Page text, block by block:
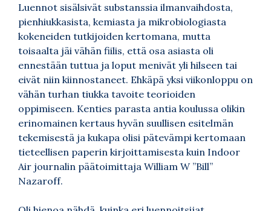
Luennot sisälsivät substanssia ilmanvaihdosta,
pienhiukkasista, kemiasta ja mikrobiologiasta
kokeneiden tutkijoiden kertomana, mutta
toisaalta jäi vähän fiilis, että osa asiasta oli
ennestään tuttua ja loput menivät yli hilseen tai
eivät niin kiinnostaneet. Ehkäpä yksi viikonloppu on
vähän turhan tiukka tavoite teorioiden
oppimiseen. Kenties parasta antia koulussa olikin
erinomainen kertaus hyvän suullisen esitelmän
tekemisestä ja kukapa olisi pätevämpi kertomaan
tieteellisen paperin kirjoittamisesta kuin Indoor
Air journalin päätoimittaja William W ”Bill”
Nazaroff.